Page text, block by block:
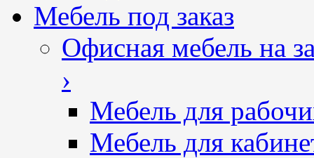
Мебель под заказ
Офисная мебель на
›
Мебель для
Мебель для